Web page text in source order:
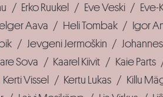
/ Erko Ruukel / Eve Veski / Eve-
Aava / Heli Tombak / Igor
/ Jevgeni Jermoškin /
Sova / Kaarel Kiivit / Kaie Parts
Kerti Vissel / Kertu Lukas / Killu